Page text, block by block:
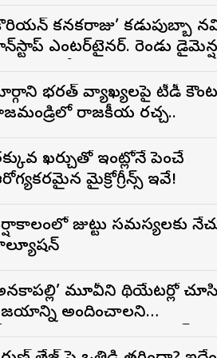
కనకరాజు’ కడుపుబ్బా
ఎంటర్‌టైనర్. రెండు
: వరుణ్ తేజ్
భరత్ వ్యాఖ్యలపై టీడీపీ
రాజకీయ రచ్చ..
ఖర్చుతో ఇంట్లోనే పెంచే
మైక్రోగ్రీన్స్ ఇవే!
జుట్టు సమస్యలకు
మూవీని థియేటర్లో చూసి
అందించాలని